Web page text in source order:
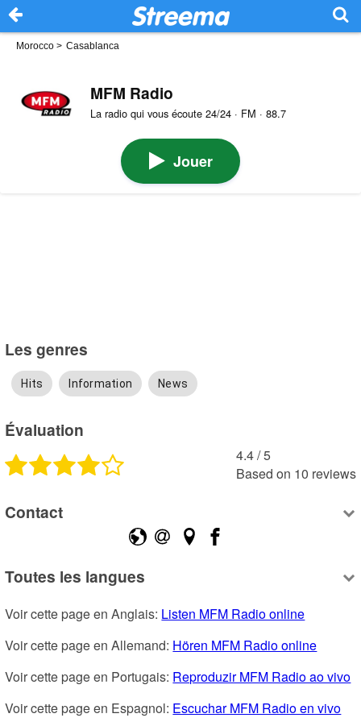
Morocco > Casablanca
MFM Radio
La radio qui vous écoute 24/24 · FM · 88.7
Jouer
Les genres
Hits Information News
Évaluation
4.4 /5
Based on 10 reviews
Contact
Toutes les langues
Voir cette page en Anglais: Listen MFM Radio online
Voir cette page en Allemand: Hören MFM Radio online
Voir cette page en Portugais: Reproduzir MFM Radio ao vivo
Voir cette page en Espagnol: Escuchar MFM Radio en vivo